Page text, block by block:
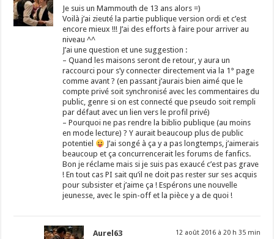
Je suis un Mammouth de 13 ans alors =)
Voilà j’ai zieuté la partie publique version ordi et c’est
encore mieux !!! J’ai des efforts à faire pour arriver au
niveau ^^
J’ai une question et une suggestion :
– Quand les maisons seront de retour, y aura un
raccourci pour s’y connecter directement via la 1° page
comme avant ? (en passant j’aurais bien aimé que le
compte privé soit synchronisé avec les commentaires du
public, genre si on est connecté que pseudo soit rempli
par défaut avec un lien vers le profil privé)
– Pourquoi ne pas rendre la biblio publique (au moins
en mode lecture) ? Y aurait beaucoup plus de public
potentiel
J’ai songé à ça y a pas longtemps, j’aimerais
beaucoup et ça concurrencerait les forums de fanfics.
Bon je réclame mais si je suis pas exaucé c’est pas grave
! En tout cas PI sait qu’il ne doit pas rester sur ses acquis
pour subsister et j’aime ça ! Espérons une nouvelle
jeunesse, avec le spin-off et la pièce y a de quoi !
Aurel63 12 août 2016 à 20 h 35 min